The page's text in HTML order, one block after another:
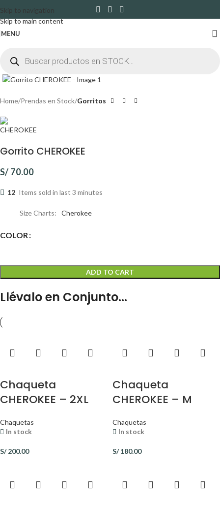
Skip to navigation
Skip to main content
MENU
Click to enlarge
Home Prendas en Stock Gorritos
Gorrito CHEROKEE
S/ 70.00
12 Items sold in last 3 minutes
Size Charts Cherokee
COLOR
ADD TO CART
Llévalo en Conjunto...
Chaqueta
CHEROKEE – 2XL
Chaquetas
In stock
S/200.00
Chaqueta
CHEROKEE – M
Chaquetas
In stock
S/180.00